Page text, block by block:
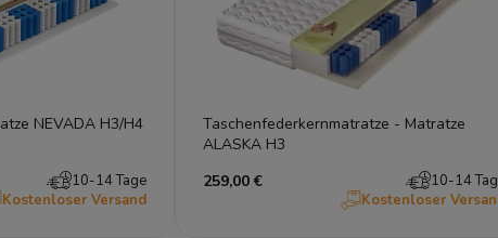
Taschenfederkernmatratze NEVADA H3/H4
10-14 Tage
Kostenloser Versand
Taschenfederkernmatratze - Matratze
ALASKA H3
259,00 €
10-14
Kostenloser